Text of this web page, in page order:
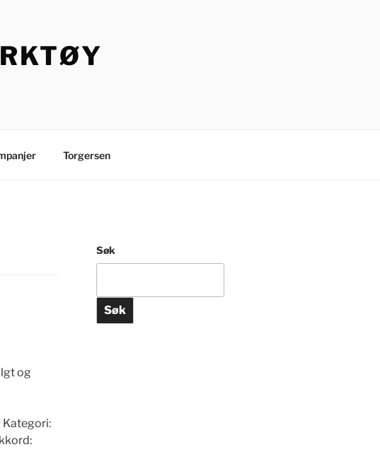
Torgersen
og
Kategori:
Søk
Søk